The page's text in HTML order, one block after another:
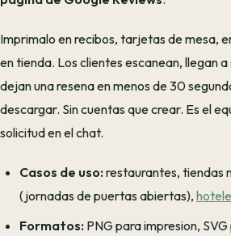
Imprimalo en recibos, tarjetas de mesa,
en tienda. Los clientes escanean, llegan
dejan una resena en menos de 30
descargar. Sin cuentas que crear. Es el
solicitud en el chat.
Casos de uso:restaurantes, tiendas
(jornadas de puertas abiertas),
Formatos: PNG para impresion,